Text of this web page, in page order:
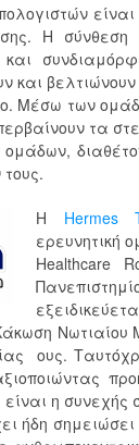
είναι
Η
και
βελτιώνουν
Μέσω των
τα
Η Hermes
ερευνητική
Healthcare
ους.
η συνεχής
ήδη